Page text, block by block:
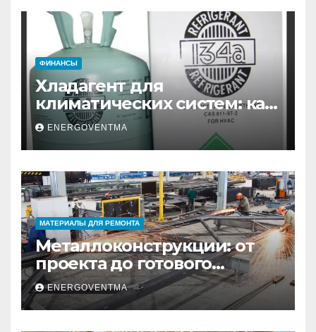
ФИНАНСЫ
Хладагент для
климатических систем: как
выбрать и купить фреон в
Санкт-Петербурге
ENERGOVENTMA
МАТЕРИАЛЫ ДЛЯ РЕМОНТА
Металлоконструкции: от
проекта до готового
изделия – полный
практический гид
ENERGOVENTMA